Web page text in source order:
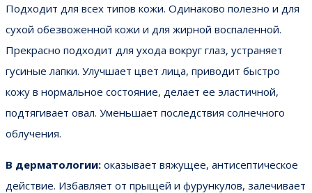
Подходит для всех типов кожи. Одинаково полезно и для
сухой обезвоженной кожи и для жирной воспаленной.
Прекрасно подходит для ухода вокруг глаз, устраняет
гусиные лапки. Улучшает цвет лица, приводит быстро
кожу в нормальное состояние, делает ее эластичной,
подтягивает овал. Уменьшает последствия солнечного
облучения.
В дерматологии: оказывает вяжущее, антисептическое
действие. Избавляет от прыщей и фурункулов, залечивает